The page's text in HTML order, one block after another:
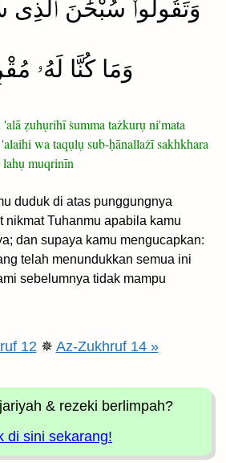
وَتَقُولُوا۟ سُبْحَٰنَ ٱلَّذِى
وَمَا كُنَّا لَهُۥ
ẓuhụrihī ṡumma tażkurụ ni'mata
wa taqụlụ sub-ḥānallażī sakhkhara
lahụ muqrinīn
duduk di atas punggungnya
nikmat Tuhanmu apabila kamu
dan supaya kamu mengucapkan:
telah menundukkan semua ini
sebelumnya tidak mampu
12✵ Az-Zukhruf 14 »
& rezeki berlimpah?
di sini sekarang!